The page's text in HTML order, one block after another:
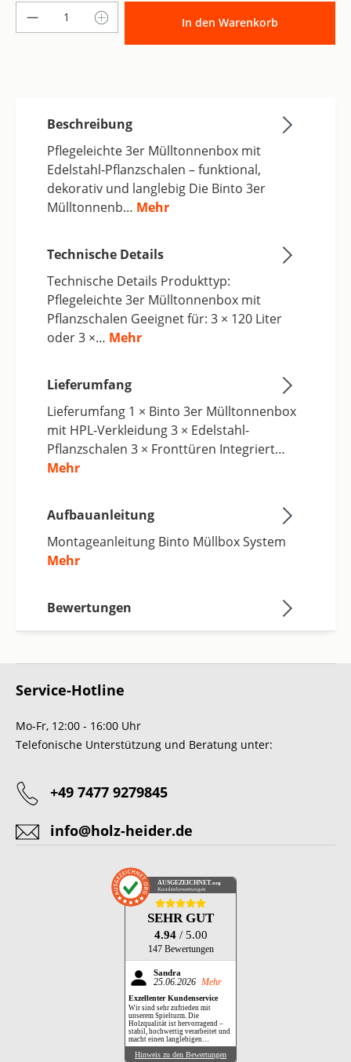
Produkt Anzahl: Gib den gewünschten
In den Warenkorb
Beschreibung
Pflegeleichte 3er Mülltonnenbox mit
Edelstahl-Pflanzschalen – funktional,
dekorativ und langlebig Die Binto 3er
Mülltonnenb… Mehr
Technische Details
Technische Details Produkttyp:
Pflegeleichte 3er Mülltonnenbox mit
Pflanzschalen Geeignet für: 3 × 120 Liter
oder 3 ×… Mehr
Lieferumfang
Lieferumfang 1 × Binto 3er Mülltonnenbox
mit HPL-Verkleidung 3 × Edelstahl-
Pflanzschalen 3 × Fronttüren Integriert…
Mehr
Aufbauanleitung
Montageanleitung Binto Müllbox System
Mehr
Bewertungen
Service-Hotline
Mo-Fr, 12:00 - 16:00 Uhr
Telefonische Unterstützung und Beratung unter:
+49 7477 9279845
info@holz-heider.de
AUSGEZEICHNET .org
Kundenbewertungen
SEHR GUT
4.94 / 5.00
147 Bewertungen
Sandra
25.06.2026 Mehr
Exzellenter Kundenservice
Wir sind sehr zufrieden mit
unserem Spielturm. Die
Holzqualität ist hervorragend –
stabil, hochwertig verarbeitet und
macht einen langlebigen
Eindruck. Besonders hervorheben
möchten wir jedoch die exzellente
Hinweis zu den Bewertungen